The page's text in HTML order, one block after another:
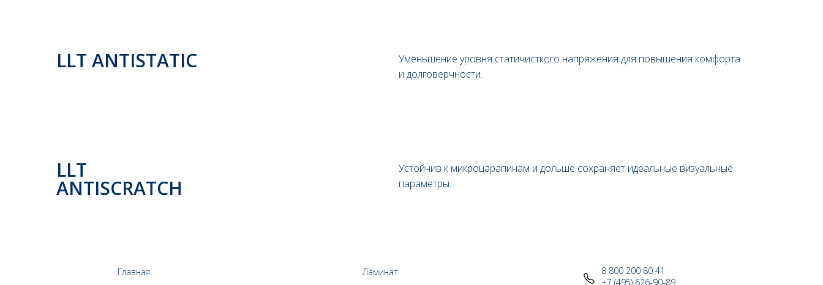
LLT ANTISTATIC
Уменьшение уровня статичисткого напряжения для повышения комфорта
и долговерчности.
LLT
ANTISCRATCH
Устойчив к микроцарапинам и дольше сохраняет идеальные визуальные
параметры.
Главная Ламинат
8 800 200 80 41
+7 (495) 626-90-89